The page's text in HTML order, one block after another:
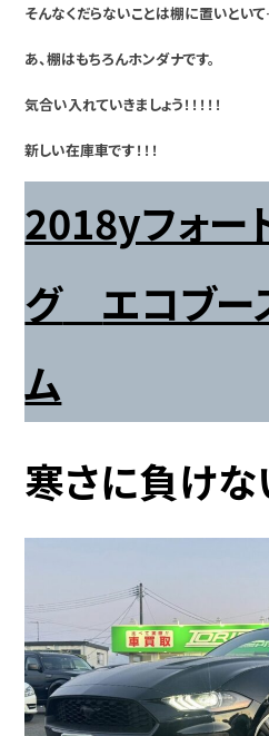
そんなくだらないことは棚に置いとい
あ、棚はもちろんホンダナです。
気合い入れていきましょう！！！！！
新しい在庫車です！！！
2018yフォ
グ
エコブー
ム
寒さに負けな